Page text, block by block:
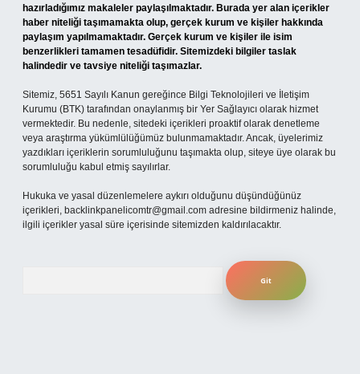
hazırladığımız makaleler paylaşılmaktadır. Burada yer alan içerikler
haber niteliği taşımamakta olup, gerçek kurum ve kişiler hakkında
paylaşım yapılmamaktadır. Gerçek kurum ve kişiler ile isim
benzerlikleri tamamen tesadüfidir. Sitemizdeki bilgiler taslak
halindedir ve tavsiye niteliği taşımazlar.
Sitemiz, 5651 Sayılı Kanun gereğince Bilgi Teknolojileri ve İletişim
Kurumu (BTK) tarafından onaylanmış bir Yer Sağlayıcı olarak hizmet
vermektedir. Bu nedenle, sitedeki içerikleri proaktif olarak denetleme
veya araştırma yükümlülüğümüz bulunmamaktadır. Ancak, üyelerimiz
yazdıkları içeriklerin sorumluluğunu taşımakta olup, siteye üye olarak bu
sorumluluğu kabul etmiş sayılırlar.
Hukuka ve yasal düzenlemelere aykırı olduğunu düşündüğünüz
içerikleri, backlinkpanelicomtr@gmail.com adresine bildirmeniz halinde,
ilgili içerikler yasal süre içerisinde sitemizden kaldırılacaktır.